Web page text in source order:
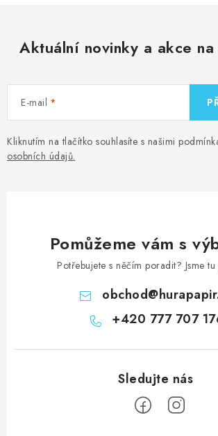
Aktuální novinky a akce na
E-mail
Kliknutím na tlačítko souhlasíte s našimi
osobních údajů.
Pomůžeme vám s
Potřebujete s něčím poradit? Jsme
obchod@
+420 777 707